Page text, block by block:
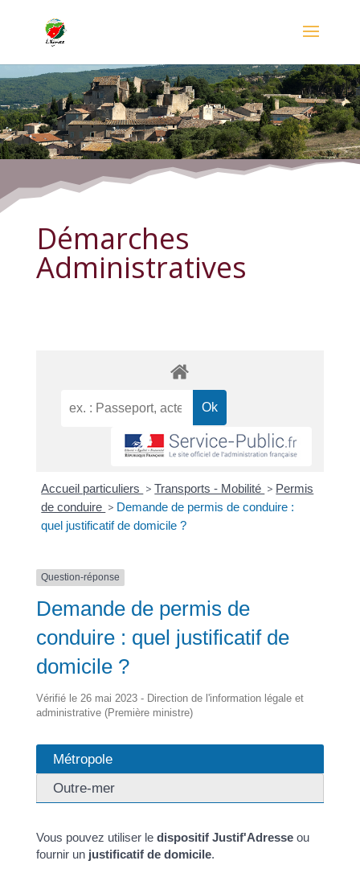
Démarches Administratives
Démarches
Administratives
Accueil particuliers > Transports - Mobilité > Permis
de conduire > Demande de permis de conduire :
quel justificatif de domicile ?
Question-réponse
Demande de permis de
conduire : quel justificatif de
domicile ?
Vérifié le 26 mai 2023 - Direction de l'information légale et
administrative (Première ministre)
Métropole
Outre-mer
Vous pouvez utiliser le dispositif Justif'Adresseou
fournir un justificatif de domicile.